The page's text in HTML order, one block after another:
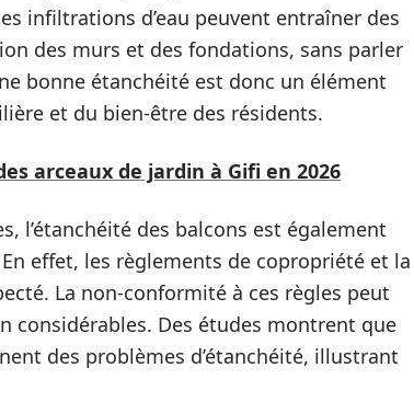
infiltrations d’eau peuvent entraîner des
des murs et des fondations, sans parler
bonne étanchéité est donc un élément
et du bien-être des résidents.
arceaux de jardin à Gifi en 2026
l’étanchéité des balcons est également
effet, les règlements de copropriété et la
La non-conformité à ces règles peut
considérables. Des études montrent que
des problèmes d’étanchéité, illustrant